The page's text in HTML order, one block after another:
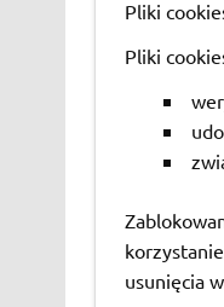
Pliki
Pliki
usunięcia